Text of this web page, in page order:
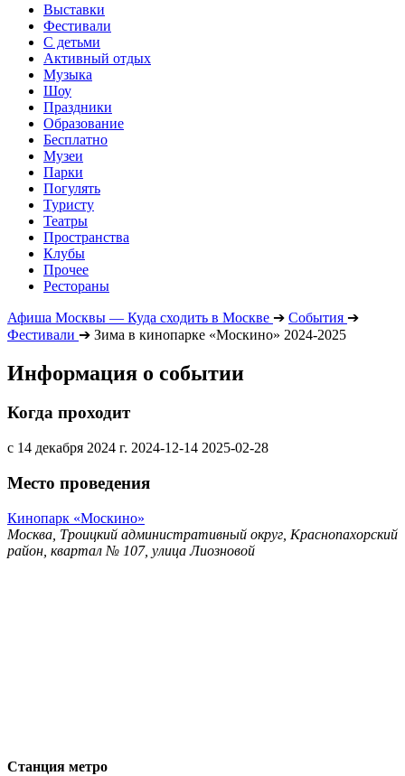
Выставки
Фестивали
С детьми
Активный отдых
Музыка
Шоу
Праздники
Образование
Бесплатно
Музеи
Парки
Погулять
Туристу
Театры
Пространства
Клубы
Прочее
Рестораны
Афиша Москвы — Куда сходить в Москве ➔ События ➔
Фестивали ➔ Зима в кинопарке «Москино» 2024-2025
Информация о событии
Когда проходит
с 14 декабря 2024 г. 2024-12-14 2025-02-28
Место проведения
Кинопарк «Москино»
Москва, Троицкий административный округ, Краснопахорский
район, квартал № 107, улица Лиозновой
Станция метро